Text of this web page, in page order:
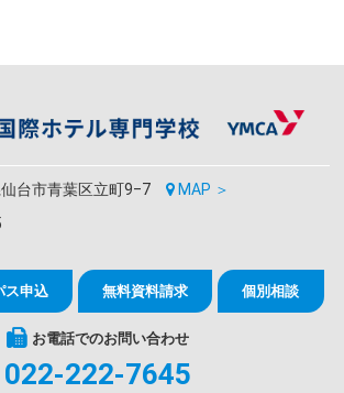
仙台市青葉区立町9‒7
MAP ＞
ス申込 無料資料請求 個別相談
お電話でのお問い合わせ
022-222-7645